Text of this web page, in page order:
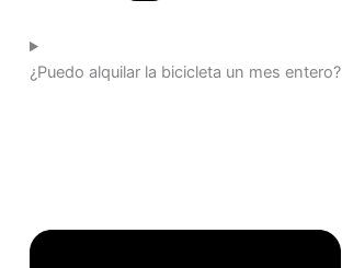
¿Puedo alquilar la bicicleta un mes entero?